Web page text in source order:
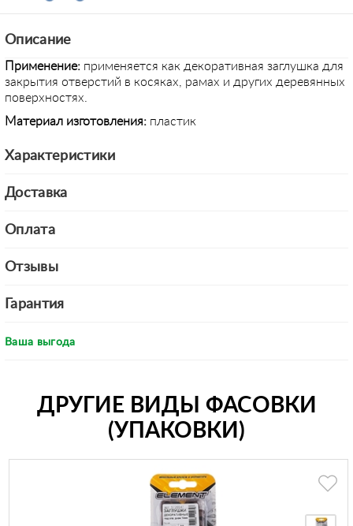
Описание
Применение: применяется как декоративная заглушка для
закрытия отверстий в косяках, рамах и других деревянных
поверхностях.
Материал изготовления: пластик
Характеристики
Доставка
Оплата
Отзывы
Гарантия
Ваша выгода
ДРУГИЕ ВИДЫ ФАСОВКИ
(УПАКОВКИ)